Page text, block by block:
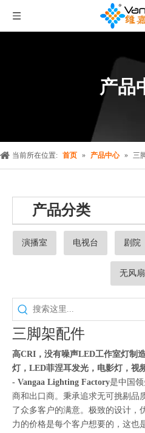
产品
当前所在位置: 首页 » 产品中心 » 三
产品分类
演播室 电视台 剧院
无风扇
三脚架配件
高CRI，没有噪声LED工作室灯制
灯，LED菲涅耳发光，电影灯，视
- Vangaa Lighting Factory是中国
商和出口商。秉承追求无可挑剔品
了众多客户的满意。极致的设计，
力的价格是每个客户想要的，这也